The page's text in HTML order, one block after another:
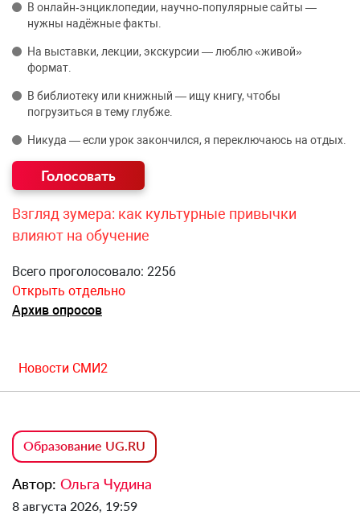
В онлайн‑энциклопедии, научно‑популярные сайты —
нужны надёжные факты.
На выставки, лекции, экскурсии — люблю «живой»
формат.
В библиотеку или книжный — ищу книгу, чтобы
погрузиться в тему глубже.
Никуда — если урок закончился, я переключаюсь на отдых.
Взгляд зумера: как культурные привычки
влияют на обучение
Всего проголосовало: 2256
Открыть отдельно
Архив опросов
Новости СМИ2
Образование UG.RU
Автор: Ольга Чудина
8 августа 2026, 19:59